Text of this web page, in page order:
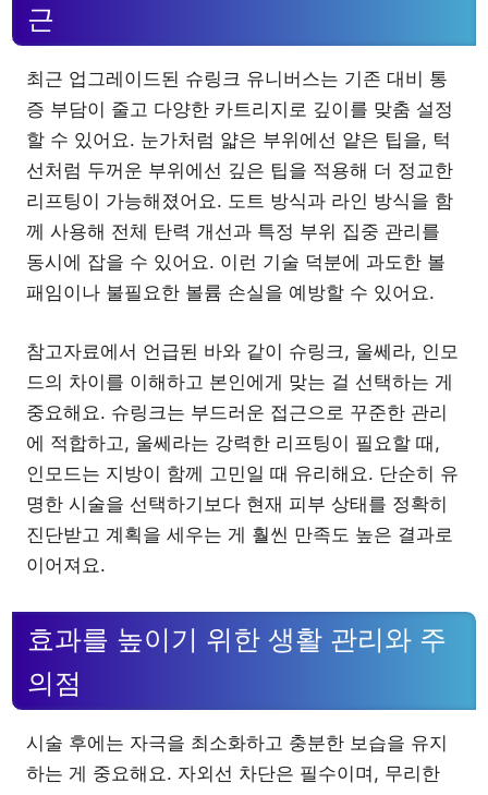
근
최근 업그레이드된 슈링크 유니버스는 기존 대비 통
증 부담이 줄고 다양한 카트리지로 깊이를 맞춤 설정
할 수 있어요. 눈가처럼 얇은 부위에선 얕은 팁을, 턱
선처럼 두꺼운 부위에선 깊은 팁을 적용해 더 정교한
리프팅이 가능해졌어요. 도트 방식과 라인 방식을 함
께 사용해 전체 탄력 개선과 특정 부위 집중 관리를
동시에 잡을 수 있어요. 이런 기술 덕분에 과도한 볼
패임이나 불필요한 볼륨 손실을 예방할 수 있어요.
참고자료에서 언급된 바와 같이 슈링크, 울쎄라, 인모
드의 차이를 이해하고 본인에게 맞는 걸 선택하는 게
중요해요. 슈링크는 부드러운 접근으로 꾸준한 관리
에 적합하고, 울쎄라는 강력한 리프팅이 필요할 때,
인모드는 지방이 함께 고민일 때 유리해요. 단순히 유
명한 시술을 선택하기보다 현재 피부 상태를 정확히
진단받고 계획을 세우는 게 훨씬 만족도 높은 결과로
이어져요.
효과를 높이기 위한 생활 관리와 주
의점
시술 후에는 자극을 최소화하고 충분한 보습을 유지
하는 게 중요해요. 자외선 차단은 필수이며, 무리한